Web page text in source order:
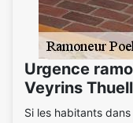
Urgence
Veyrins
Si les habitants